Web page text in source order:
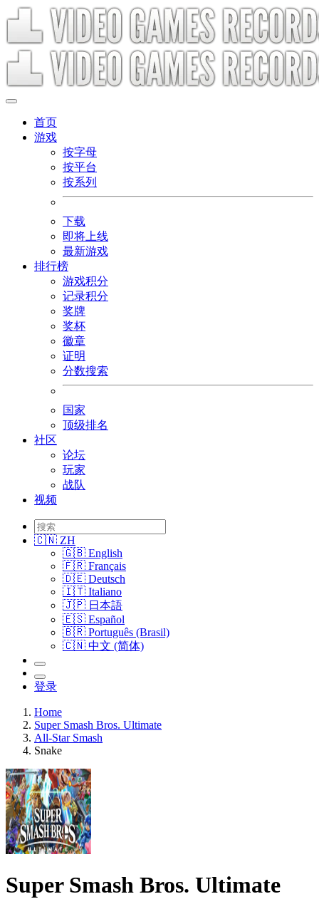
首页
游戏
按字母
按平台
按系列
下载
即将上线
最新游戏
排行榜
游戏积分
记录积分
奖牌
奖杯
徽章
证明
分数搜索
国家
顶级排名
社区
论坛
玩家
战队
视频
🇨🇳 ZH
🇬🇧 English
🇫🇷 Français
🇩🇪 Deutsch
🇮🇹 Italiano
🇯🇵 日本語
🇪🇸 Español
🇧🇷 Português (Brasil)
🇨🇳 中文 (简体)
登录
Home
Super Smash Bros. Ultimate
All-Star Smash
Snake
Super Smash Bros. Ultimate